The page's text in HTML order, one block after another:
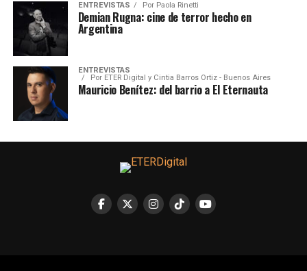
ENTREVISTAS Por Paola Rinetti
Demian Rugna: cine de terror hecho en
Argentina
ENTREVISTAS
Por ETER Digital y Cintia Barros Ortiz - Buenos Aires
Mauricio Benítez: del barrio a El Eternauta